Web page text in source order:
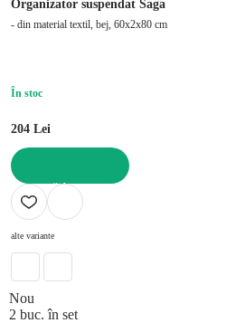
Organizator suspendat Saga
- din material textil, bej, 60x2x80 cm
În stoc
204 Lei
ADAUGĂ ÎN COȘ
alte variante
Nou
2 buc. în set